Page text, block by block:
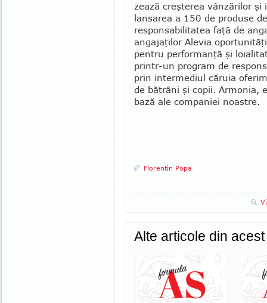
zează creşterea vânzărilor
lansarea a 150 de produse
responsabilitatea faţă de
angajaţilor Alevia
pentru performanţă şi
printr-un program de
prin intermediul căruia
de bătrâni şi copii. Armonia,
bază ale com­paniei noastre.
Florentin Popa
Alte articole din